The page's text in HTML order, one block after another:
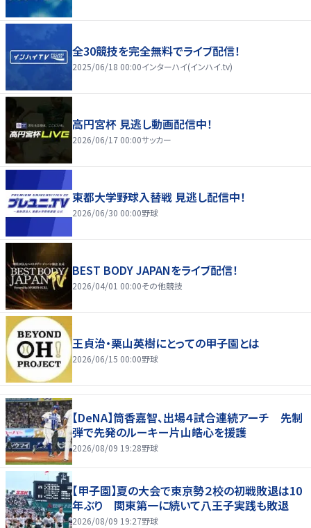
全30競技を完全無料でライブ配信！
2025/06/18 00:00インターハイ(インハイ.tv)
高円宮杯 見逃し動画配信中！
2026/06/17 00:00サッカー
東都大学野球入替戦 見逃し配信中！
2026/06/30 00:00野球
BEST BODY JAPANをライブ配信！
2026/04/01 00:00その他競技
王貞治・栗山英樹にとっての甲子園とは
2026/06/15 00:00野球
【DeNA】筒香嘉智、出場４試合連続アーチ 先制
弾で先発のルーキー片山皓心を援護
2026/08/09 19:28野球
【甲子園】夏の大会で東京勢２校の初戦敗退は10
年ぶり 関東第一に続いて八王子実践も敗退
2026/08/09 19:27野球